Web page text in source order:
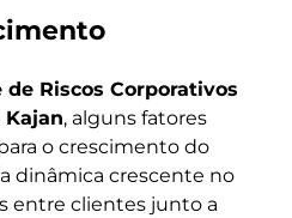
Riscos Corporativos
Kajan, alguns fatores
o crescimento do
dinâmica crescente no
entre clientes junto a